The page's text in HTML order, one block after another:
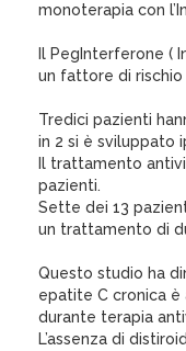
monoterapia con
Il PegInterferone (
un fattore di
Tredici pazienti
in 2 si è sviluppato
Il trattamento
pazienti.
Sette dei 13
un trattamento di
Questo studio ha
epatite C cronica è
durante terapia
L’assenza di